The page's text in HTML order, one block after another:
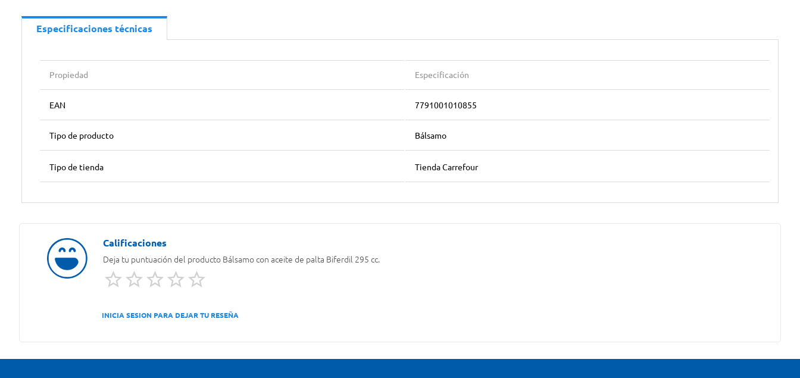
Especificaciones técnicas
Propiedad Especificación
EAN 7791001010855
Tipo de producto Bálsamo
Tipo de tienda Tienda Carrefour
Deja tu puntuación del producto Bálsamo con aceite de palta Biferdil 295 cc.
INICIA SESION PARA DEJAR TU RESEÑA